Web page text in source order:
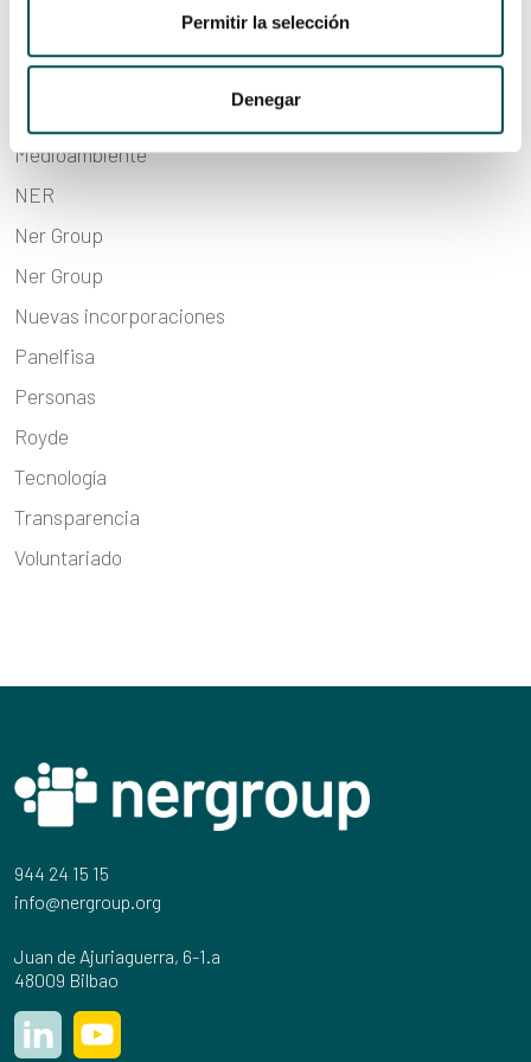
Permitir la selección
Denegar
Internacionalización
Medioambiente
NER
Ner Group
Ner Group
Nuevas incorporaciones
Panelfisa
Personas
Royde
Tecnología
Transparencia
Voluntariado
944 24 15 15
info@nergroup.org
Juan de Ajuriaguerra, 6-1.a
48009 Bilbao